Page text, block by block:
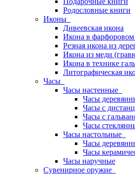
Родословные книги
Иконы
Дивеевская икона
Икона в фарфоровом
Резная икона из
Икона из меди
Икона в технике
Литографическая
Часы
Часы настенные
Часы
Часы с
Часы с
Часы
Часы настольные
Часы
Часы
Часы наручные
Сувенирное оружие